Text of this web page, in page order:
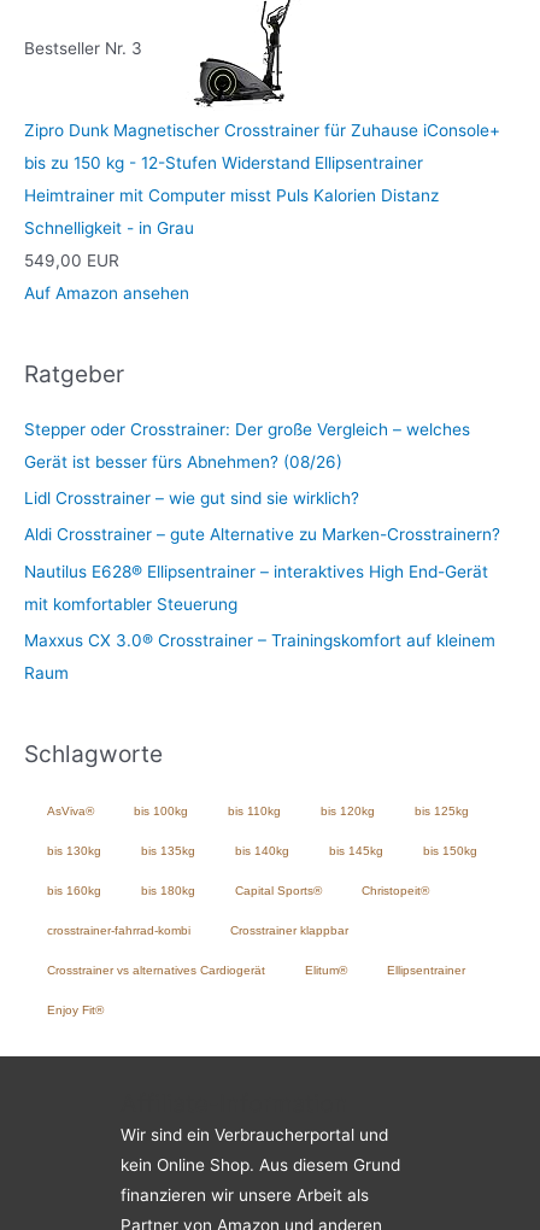
Bestseller Nr. 3
Zipro Dunk Magnetischer Crosstrainer für Zuhause iConsole+
bis zu 150 kg - 12-Stufen Widerstand Ellipsentrainer
Heimtrainer mit Computer misst Puls Kalorien Distanz
Schnelligkeit - in Grau
549,00 EUR
Auf Amazon ansehen
Ratgeber
Stepper oder Crosstrainer: Der große Vergleich – welches
Gerät ist besser fürs Abnehmen? (08/26)
Lidl Crosstrainer – wie gut sind sie wirklich?
Aldi Crosstrainer – gute Alternative zu Marken-Crosstrainern?
Nautilus E628® Ellipsentrainer – interaktives High End-Gerät
mit komfortabler Steuerung
Maxxus CX 3.0® Crosstrainer – Trainingskomfort auf kleinem
Raum
Schlagworte
AsViva® bis 100kg bis 110kg bis 120kg bis 125kg
bis 130kg bis 135kg bis 140kg bis 145kg bis 150kg
bis 160kg bis 180kg Capital Sports® Christopeit®
crosstrainer-fahrrad-kombi Crosstrainer klappbar
Crosstrainer vs alternatives Cardiogerät Elitum® Ellipsentrainer
Enjoy Fit®
Wir sind ein Verbraucherportal und
kein Online Shop. Aus diesem Grund
finanzieren wir unsere Arbeit als
Partner von Amazon und anderen